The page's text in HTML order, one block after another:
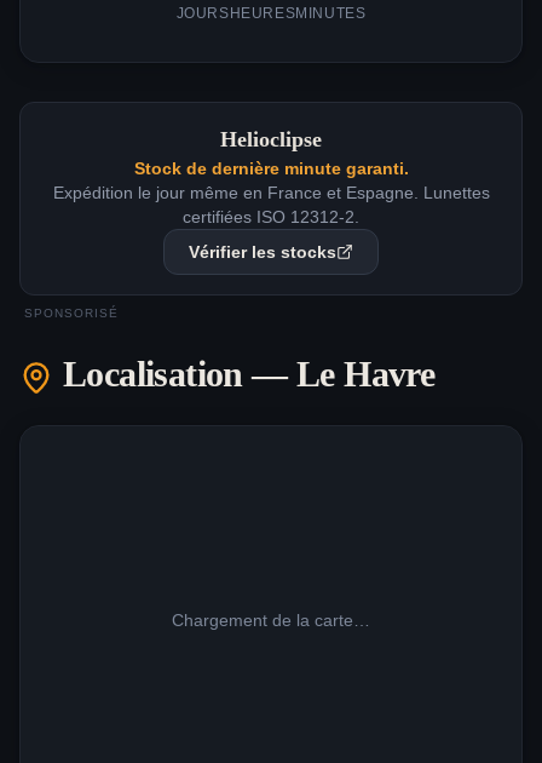
JOURS HEURESMINUTES
Helioclipse
Stock de dernière minute garanti.
Expédition le jour même en France et Espagne. Lunettes
certifiées ISO 12312-2.
Vérifier les stocks
SPONSORISÉ
Localisation —Le Havre
Chargement de la carte…